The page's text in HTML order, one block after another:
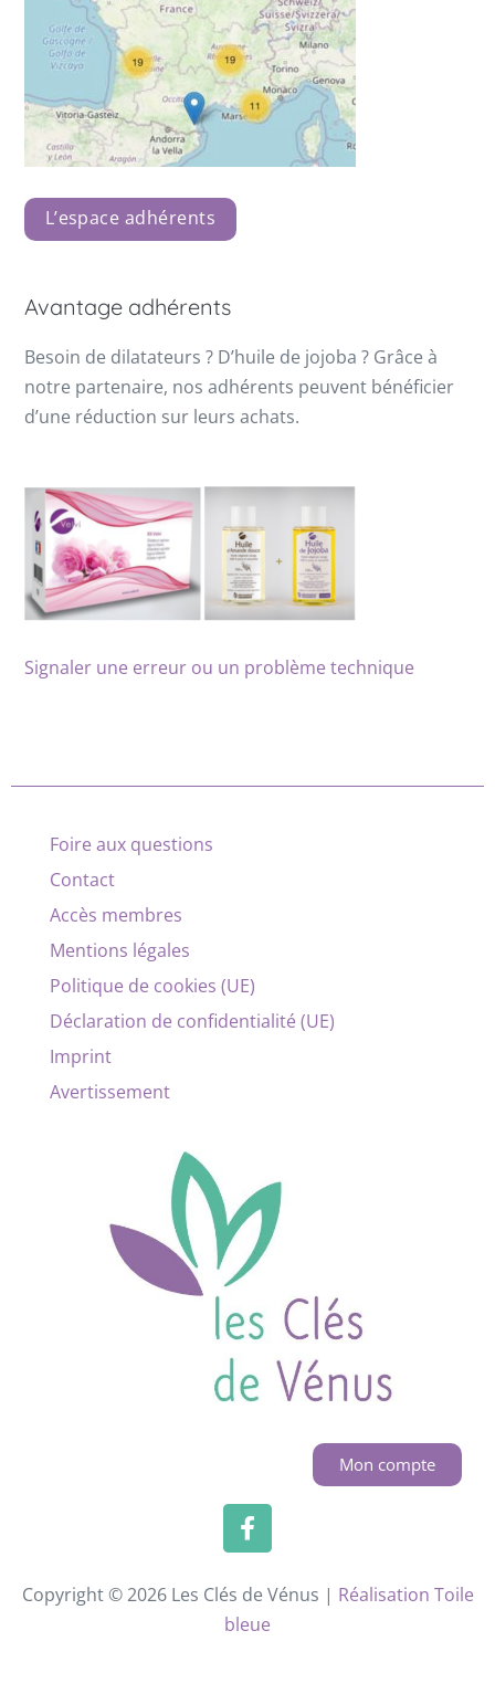
L’espace adhérents
Avantage adhérents
Besoin de dilatateurs ? D’huile de jojoba ? Grâce à
notre partenaire, nos adhérents peuvent bénéficier
d’une réduction sur leurs achats.
Signaler une erreur ou un problème technique
Foire aux questions
Contact
Accès membres
Mentions légales
Politique de cookies (UE)
Déclaration de confidentialité (UE)
Imprint
Avertissement
Mon compte
Copyright © 2026 Les Clés de Vénus | Réalisation Toile
bleue